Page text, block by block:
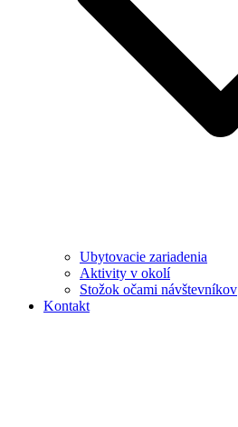
Ubytovacie zariadenia
Aktivity v okolí
Stožok očami návštevníkov
Kontakt